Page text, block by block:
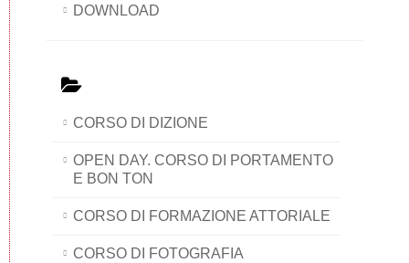
DOWNLOAD
CORSO DI DIZIONE
OPEN DAY. CORSO DI PORTAMENTO
E BON TON
CORSO DI FORMAZIONE ATTORIALE
CORSO DI FOTOGRAFIA